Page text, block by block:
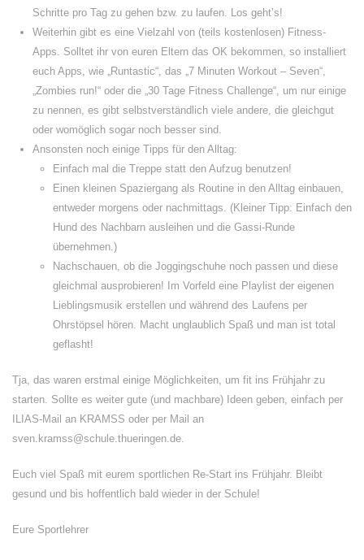
Schritte pro Tag zu gehen bzw. zu laufen. Los geht’s!
Weiterhin gibt es eine Vielzahl von (teils kostenlosen) Fitness-
Apps. Solltet ihr von euren Eltern das OK bekommen, so installiert
euch Apps, wie „Runtastic“, das „7 Minuten Workout – Seven“,
„Zombies run!“ oder die „30 Tage Fitness Challenge“, um nur einige
zu nennen, es gibt selbstverständlich viele andere, die gleichgut
oder womöglich sogar noch besser sind.
Ansonsten noch einige Tipps für den Alltag:
Einfach mal die Treppe statt den Aufzug benutzen!
Einen kleinen Spaziergang als Routine in den Alltag einbauen,
entweder morgens oder nachmittags. (Kleiner Tipp: Einfach den
Hund des Nachbarn ausleihen und die Gassi-Runde
übernehmen.)
Nachschauen, ob die Joggingschuhe noch passen und diese
gleichmal ausprobieren! Im Vorfeld eine Playlist der eigenen
Lieblingsmusik erstellen und während des Laufens per
Ohrstöpsel hören. Macht unglaublich Spaß und man ist total
geflasht!
Tja, das waren erstmal einige Möglichkeiten, um fit ins Frühjahr zu
starten. Sollte es weiter gute (und machbare) Ideen geben, einfach per
ILIAS-Mail an KRAMSS oder per Mail an
sven.kramss@schule.thueringen.de.
Euch viel Spaß mit eurem sportlichen Re-Start ins Frühjahr. Bleibt
gesund und bis hoffentlich bald wieder in der Schule!
Eure Sportlehrer